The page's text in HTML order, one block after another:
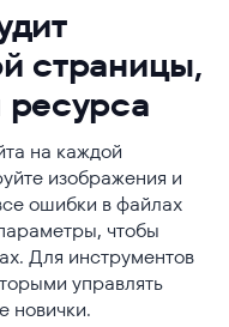
страницы,
на каждой
изображения и
ошибки в файлах
чтобы
Для инструментов
управлять
новички.